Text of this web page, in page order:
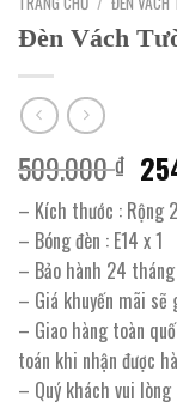
Đèn Vách
509.000₫ Giá
là:
– Kích thước : Rộng
– Bóng đèn : E14 x 1
– Bảo hành 24 tháng
– Giá khuyến mãi sẽ
– Giao hàng toàn
toán khi nhận được
– Quý khách vui